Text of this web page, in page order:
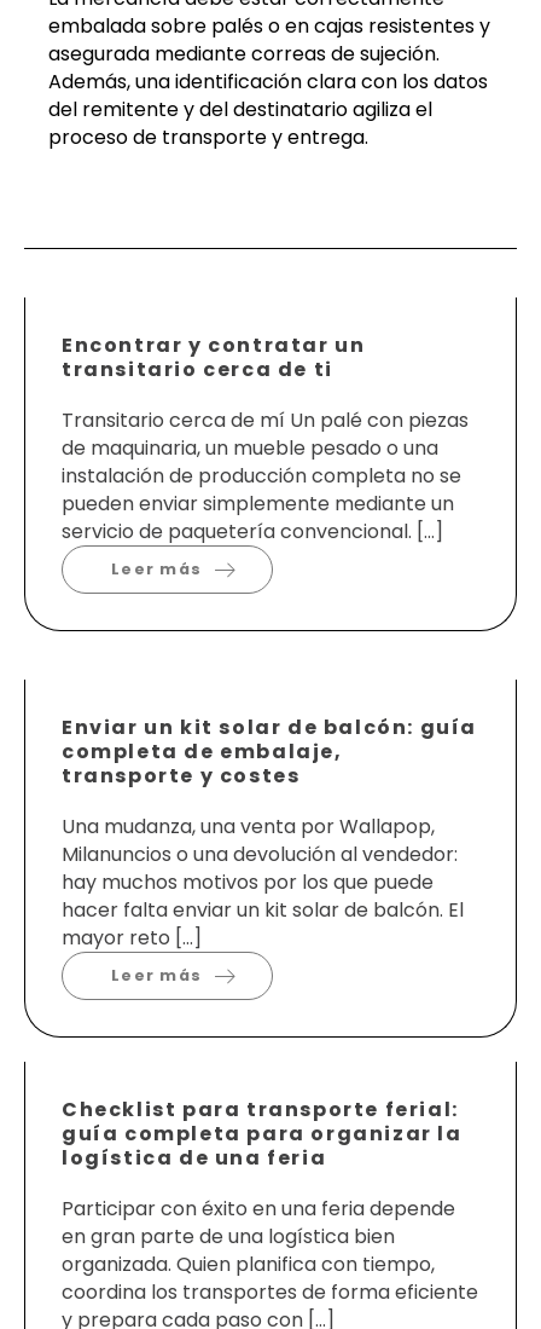
embalada sobre palés o en cajas resistentes y
asegurada mediante correas de sujeción.
Además, una identificación clara con los datos
del remitente y del destinatario agiliza el
proceso de transporte y entrega.
Encontrar y contratar un
transitario cerca de ti
Transitario cerca de mí Un palé con piezas
de maquinaria, un mueble pesado o una
instalación de producción completa no se
pueden enviar simplemente mediante un
servicio de paquetería convencional. […]
Leer más
Enviar un kit solar de balcón: guía
completa de embalaje,
transporte y costes
Una mudanza, una venta por Wallapop,
Milanuncios o una devolución al vendedor:
hay muchos motivos por los que puede
hacer falta enviar un kit solar de balcón. El
mayor reto […]
Leer más
Checklist para transporte ferial:
guía completa para organizar la
logística de una feria
Participar con éxito en una feria depende
en gran parte de una logística bien
organizada. Quien planifica con tiempo,
coordina los transportes de forma eficiente
y prepara cada paso con […]